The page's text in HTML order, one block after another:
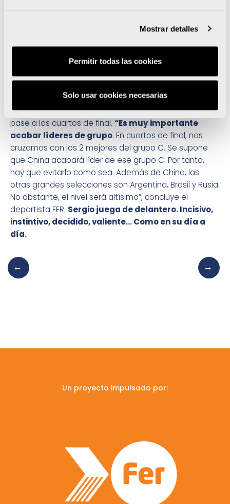
Mostrar detalles
Permitir todas las cookies
Solo usar cookies necesarias
El Campeonato del Mundo de 2018 durará 11 días. Se
de junio. Reunirá a 16 selecciones, distribuidas en
cuatro de grupos de cuatro combinados.
comparte liguilla inicial con Turquía, Marruecos y
será el España-Tailandia.Sergio Alamar confía en
que España sea uno de los 2 primeros del grupo y
pase a los cuartos de final. “Es muy importante
acabar líderes de grupo. En cuartos de final, nos
cruzamos con los 2 mejores del grupo C. Se supone
que China acabará líder de ese grupo C. Por tanto,
hay que evitarlo como sea. Además de China, las
otras grandes selecciones son Argentina, Brasil y Rusia.
No obstante, el nivel será altísimo”, concluye el
deportista FER. Sergio juega de delantero. Incisivo,
instintivo, decidido, valiente… Como en su día a
día.
Un proyecto impulsado por: